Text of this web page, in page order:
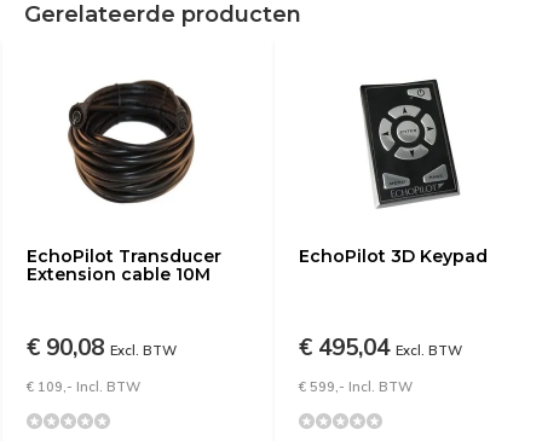
Gerelateerde producten
EchoPilot Transducer
Extension cable 10M
€ 90,08 Excl. BTW
€ 109,- Incl. BTW
EchoPilot 3D Keypad
€ 495,04 Excl. BTW
€ 599,- Incl. BTW